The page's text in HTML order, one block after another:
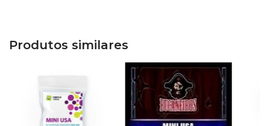
Produtos similares